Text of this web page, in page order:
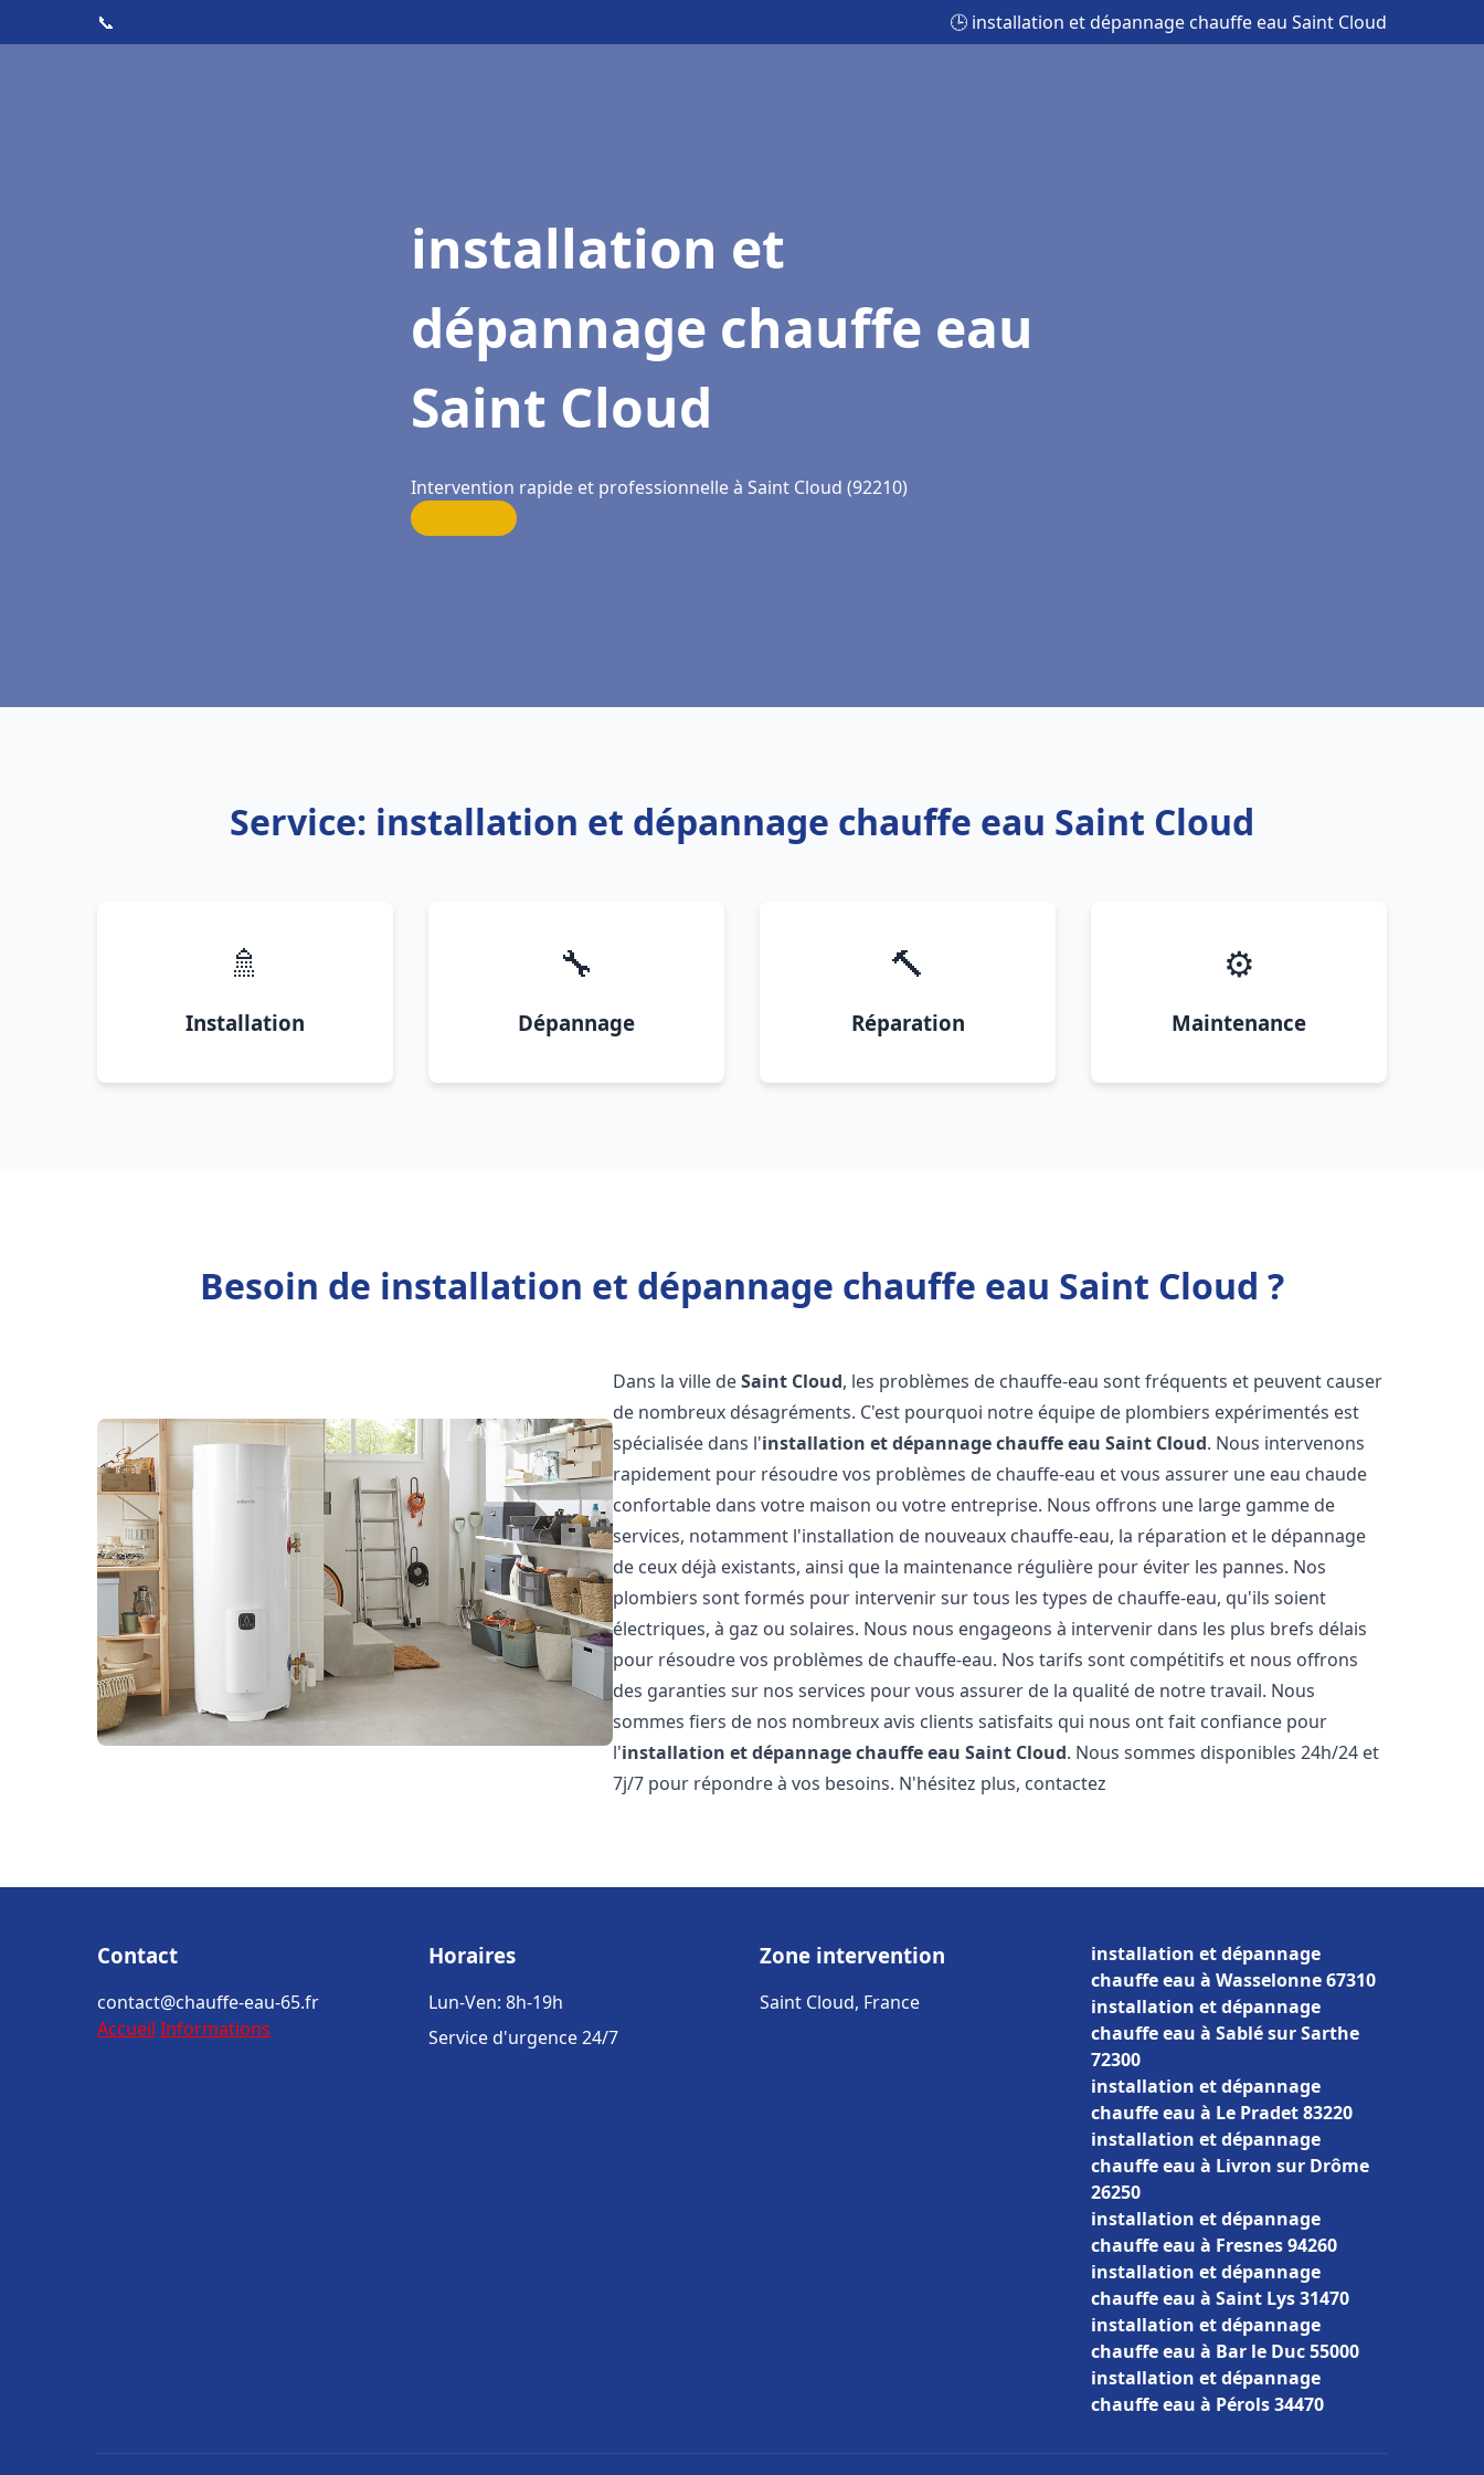
📞 🕒 installation et dépannage chauffe eau Saint Cloud
installation et
dépannage chauffe eau
Saint Cloud
Intervention rapide et professionnelle à Saint Cloud (92210)
Service: installation et dépannage chauffe eau Saint Cloud
🚿
Installation
🔧
Dépannage
🔨
Réparation
⚙️
Maintenance
Besoin de installation et dépannage chauffe eau Saint Cloud ?
Dans la ville deSaint Cloud, les problèmes de chauffe-eau sont fréquents et peuvent causer
de nombreux désagréments. C'est pourquoi notre équipe de plombiers expérimentés est
spécialisée dans l'installation et dépannage chauffe eau Saint Cloud. Nous intervenons
rapidement pour résoudre vos problèmes de chauffe-eau et vous assurer une eau chaude
confortable dans votre maison ou votre entreprise. Nous offrons une large gamme de
services, notamment l'installation de nouveaux chauffe-eau, la réparation et le dépannage
de ceux déjà existants, ainsi que la maintenance régulière pour éviter les pannes. Nos
plombiers sont formés pour intervenir sur tous les types de chauffe-eau, qu'ils soient
électriques, à gaz ou solaires. Nous nous engageons à intervenir dans les plus brefs délais
pour résoudre vos problèmes de chauffe-eau. Nos tarifs sont compétitifs et nous offrons
des garanties sur nos services pour vous assurer de la qualité de notre travail. Nous
sommes fiers de nos nombreux avis clients satisfaits qui nous ont fait confiance pour
l'installation et dépannage chauffe eau Saint Cloud. Nous sommes disponibles 24h/24 et
7j/7 pour répondre à vos besoins. N'hésitez plus, contactez
Contact
contact@chauffe-eau-65.fr
Accueil Informations
Horaires
Lun-Ven: 8h-19h
Service d'urgence 24/7
Zone intervention
Saint Cloud, France
installation et dépannage
chauffe eau à Wasselonne 67310
installation et dépannage
chauffe eau à Sablé sur Sarthe
72300
installation et dépannage
chauffe eau à Le Pradet 83220
installation et dépannage
chauffe eau à Livron sur Drôme
26250
installation et dépannage
chauffe eau à Fresnes 94260
installation et dépannage
chauffe eau à Saint Lys 31470
installation et dépannage
chauffe eau à Bar le Duc 55000
installation et dépannage
chauffe eau à Pérols 34470